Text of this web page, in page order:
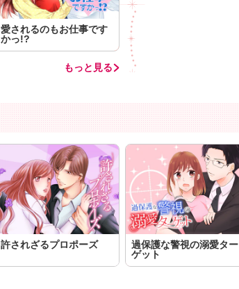
愛されるのもお仕事です
かっ!?
もっと見る
許されざるプロポーズ
過保護な警視の溺愛ター
ゲット